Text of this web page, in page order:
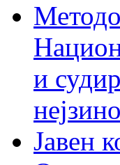
и
Јавен